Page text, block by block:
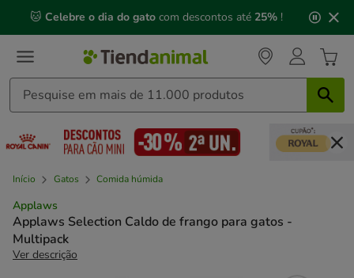
mensagem,
🐱 Celebre o dia do gato com descontos até 25% !
Início Gatos Comida húmida
Applaws
Applaws Selection Caldo de frango para gatos -
Multipack
Ver descrição